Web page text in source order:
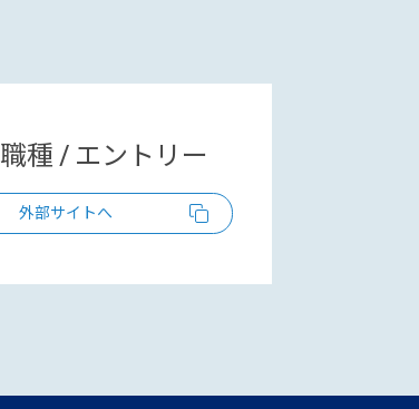
種 / エントリー
外部サイトへ